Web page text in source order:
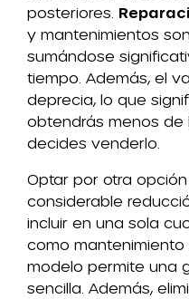
posteriores.
y mantenimientos
sumándose
tiempo. Además, el
deprecia, lo que
obtendrás menos de
decides venderlo.
Optar por otra
considerable
incluir en una sola
como
modelo permite una
sencilla. Además,